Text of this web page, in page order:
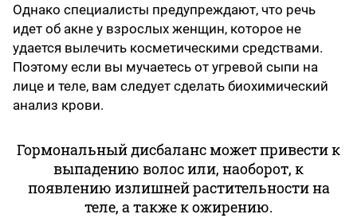
Однако специалисты предупреждают, что речь
идет об акне у взрослых женщин, которое не
удается вылечить косметическими средствами.
Поэтому если вы мучаетесь от угревой сыпи на
лице и теле, вам следует сделать биохимический
анализ крови.
Гормональный дисбаланс может привести к
выпадению волос или, наоборот, к
появлению излишней растительности на
теле, а также к ожирению.